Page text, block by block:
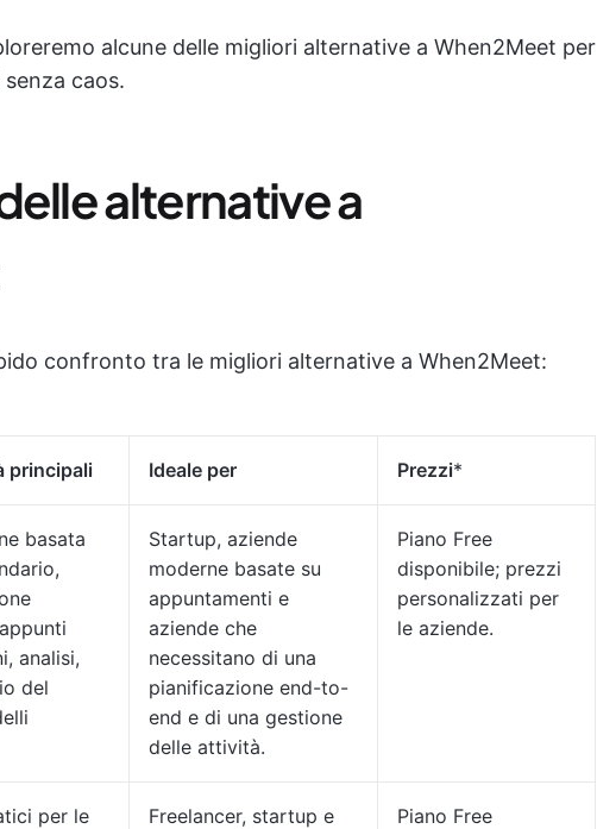
alcune delle migliori alternative a When2Meet per
caos.
alternative a
confronto tra le migliori alternative a When2Meet:
principali Ideale per Prezzi*
basata
analisi,
del
Startup, aziende
moderne basate su
appuntamenti e
aziende che
necessitano di una
pianificazione end-to-
end e di una gestione
delle attività.
Piano Free
disponibile; prezzi
personalizzati per
le aziende.
per le
Freelancer, startup e
Piano Free